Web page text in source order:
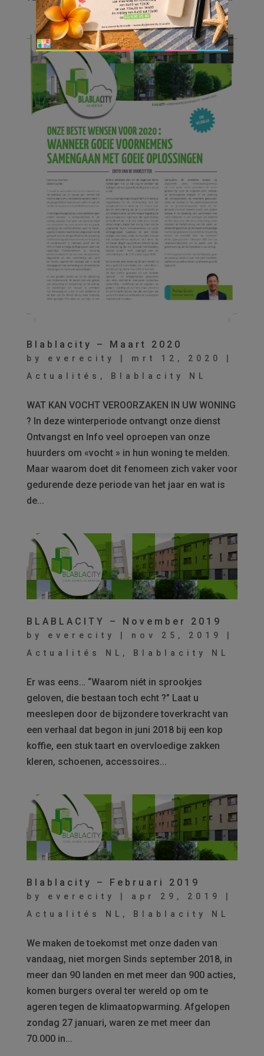
Blablacity – Maart 2020
by everecity mrt 12, 2020
Actualités , Blablacity NL
WAT KAN VOCHT VEROORZAKEN IN UW WONING
? In deze winterperiode ontvangt onze dienst
Ontvangst en Info veel oproepen van onze
huurders om «vocht » in hun woning te melden.
Maar waarom doet dit fenomeen zich vaker voor
gedurende deze periode van het jaar en wat is
de...
BLABLACITY – November 2019
by everecity nov 25, 2019
Actualités NL , Blablacity NL
Er was eens… “Waarom niét in sprookjes
geloven, die bestaan toch echt ?” Laat u
meeslepen door de bijzondere toverkracht van
een verhaal dat begon in juni 2018 bij een kop
koffie, een stuk taart en overvloedige zakken
kleren, schoenen, accessoires...
Blablacity – Februari 2019
by everecity apr 29, 2019
Actualités NL , Blablacity NL
We maken de toekomst met onze daden van
vandaag, niet morgen Sinds september 2018, in
meer dan 90 landen en met meer dan 900 acties,
komen burgers overal ter wereld op om te
ageren tegen de klimaatopwarming. Afgelopen
zondag 27 januari, waren ze met meer dan
70.000 in...